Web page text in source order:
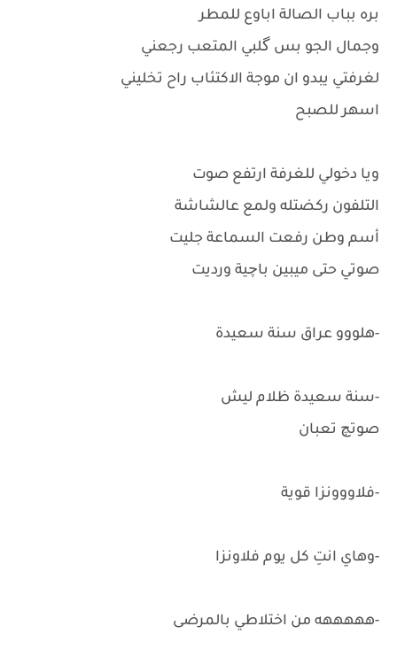
بره بباب الصالة اباوع للمطر
وجمال الجو بس گلبي المتعب رجعني
لغرفتي يبدو ان موجة الاكتئاب راح تخليني
اسهر للصبح
ويا دخولي للغرفة ارتفع صوت
التلفون ركضتله ولمع عالشاشة
أسم وطن رفعت السماعة جليت
صوتي حتى ميبين باچية ورديت
-هلووو عراق سنة سعيدة
-سنة سعيدة ظلام ليش
صوتچ تعبان
-فلاووونزا قوية
-وهاي انتِ كل يوم فلاونزا
-هههههه من اختلاطي بالمرضى